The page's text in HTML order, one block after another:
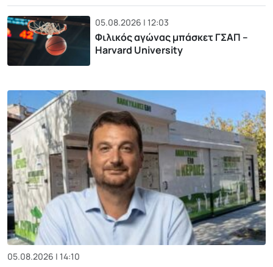
05.08.2026 | 12:03
Φιλικός αγώνας μπάσκετ ΓΣΑΠ –
Harvard University
05.08.2026 | 14:10